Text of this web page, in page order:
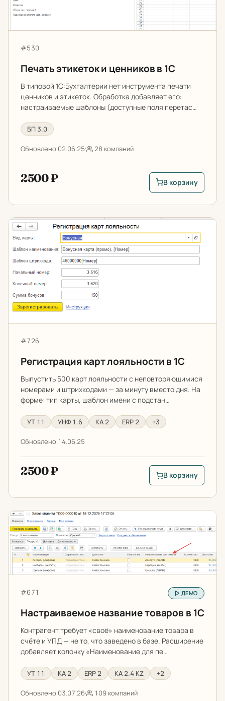
Артикул:
#530
Печать этикеток и ценников в 1С
В типовой 1С:Бухгалтерии нет инструмента печати
ценников и этикеток. Обработка добавляет его:
настраиваемые шаблоны (доступные поля перетас…
БП 3.0
Обновлено 02.06.25 28 компаний
2500 ₽
В корзину: Печать
В корзину
Регистрация карт лояльности в 1С
Артикул:
#726
Регистрация карт лояльности в 1С
Выпустить 500 карт лояльности с неповторяющимися
номерами и штрихкодами — за минуту вместо дня. На
форме: тип карты, шаблон имени с подстан…
УТ 11 УНФ 1.6 КА 2 ERP 2 +3
Обновлено 14.06.25
2500 ₽
В корзину:
В корзину
Настраиваемое название товаров в 1С
Артикул:
#671 ДЕМО
Настраиваемое название товаров в 1С
Контрагент требует «своё» наименование товара в
счёте и УПД — не то, что заведено в базе. Расширение
добавляет колонку «Наименование для пе…
УТ 11 КА 2 ERP 2 КА 2.4 KZ +2
Обновлено 03.07.26 109 компаний